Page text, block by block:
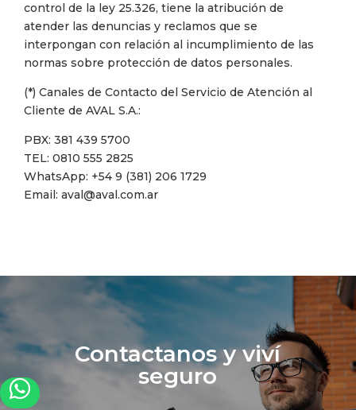
control de la ley 25.326, tiene la atribución de
atender las denuncias y reclamos que se
interpongan con relación al incumplimiento de las
normas sobre protección de datos personales.
(*) Canales de Contacto del Servicio de Atención al
Cliente de AVAL S.A.:
PBX: 381 439 5700
TEL: 0810 555 2825
WhatsApp: +54 9 (381) 206 1729
Email: aval@aval.com.ar
Contactanos y viví
seguro
